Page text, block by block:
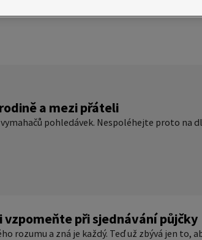
a mezi přáteli
pohledávek. Nespoléhejte proto na
vzpomeňte při sjednávání půjčky
rozumu a zná je každý. Teď už zbývá jen to,